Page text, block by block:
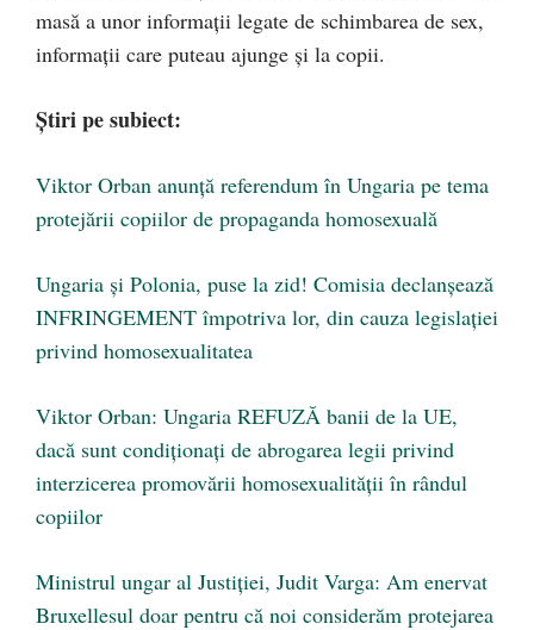
masă a unor informaţii legate de schimbarea de sex,
informaţii care puteau ajunge şi la copii.
Știri pe subiect:
Viktor Orban anunță referendum în Ungaria pe tema
protejării copiilor de propaganda homosexuală
Ungaria și Polonia, puse la zid! Comisia declanșează
INFRINGEMENT împotriva lor, din cauza legislației
privind homosexualitatea
Viktor Orban: Ungaria REFUZĂ banii de la UE,
dacă sunt condiționați de abrogarea legii privind
interzicerea promovării homosexualității în rândul
copiilor
Ministrul ungar al Justiției, Judit Varga: Am enervat
Bruxellesul doar pentru că noi considerăm protejarea